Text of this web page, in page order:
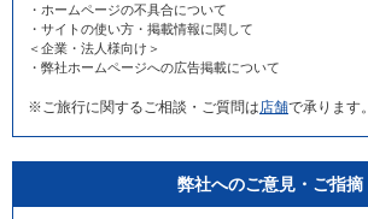
・ホームページの不具合について
・サイトの使い方・掲載情報に関して
＜企業・法人様向け＞
・弊社ホームページへの広告掲載について
※ご旅行に関するご相談・ご質問は 店舗で承ります。
弊社へのご意見・ご指摘